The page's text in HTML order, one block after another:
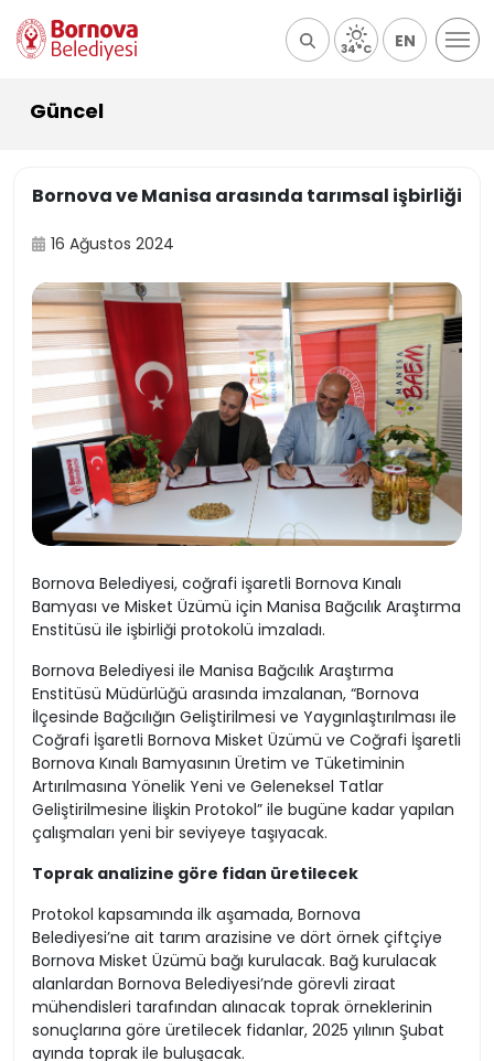
34°C EN
Güncel
Bornova ve Manisa arasında tarımsal işbirliği
16 Ağustos 2024
Bornova Belediyesi, coğrafi işaretli Bornova Kınalı
Bamyası ve Misket Üzümü için Manisa Bağcılık Araştırma
Enstitüsü ile işbirliği protokolü imzaladı.
Bornova Belediyesi ile Manisa Bağcılık Araştırma
Enstitüsü Müdürlüğü arasında imzalanan, “Bornova
İlçesinde Bağcılığın Geliştirilmesi ve Yaygınlaştırılması ile
Coğrafi İşaretli Bornova Misket Üzümü ve Coğrafi İşaretli
Bornova Kınalı Bamyasının Üretim ve Tüketiminin
Artırılmasına Yönelik Yeni ve Geleneksel Tatlar
Geliştirilmesine İlişkin Protokol” ile bugüne kadar yapılan
çalışmaları yeni bir seviyeye taşıyacak.
Toprak analizine göre fidan üretilecek
Protokol kapsamında ilk aşamada, Bornova
Belediyesi’ne ait tarım arazisine ve dört örnek çiftçiye
Bornova Misket Üzümü bağı kurulacak. Bağ kurulacak
alanlardan Bornova Belediyesi’nde görevli ziraat
mühendisleri tarafından alınacak toprak örneklerinin
sonuçlarına göre üretilecek fidanlar, 2025 yılının Şubat
ayında toprak ile buluşacak.